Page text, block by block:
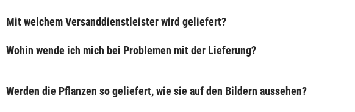
Mit welchem Versanddienstleister wird geliefert?
Wohin wende ich mich bei Problemen mit der Lieferung?
Werden die Pflanzen so geliefert, wie sie auf den Bildern aussehen?